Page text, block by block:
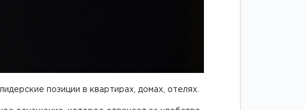
позиции в квартирах, домах, отелях.